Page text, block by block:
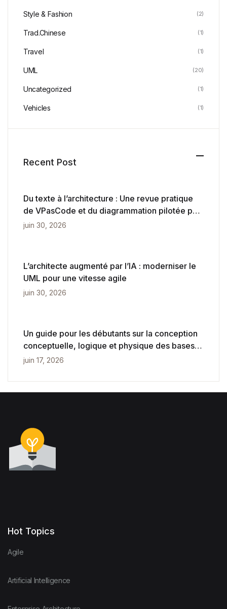
Style & Fashion (2)
Trad.Chinese (1)
Travel (1)
UML (20)
Uncategorized (1)
Vehicles (1)
Recent Post
Du texte à l’architecture : Une revue pratique
de VPasCode et du diagrammation pilotée par
l’IA
juin 30, 2026
L’architecte augmenté par l’IA : moderniser le
UML pour une vitesse agile
juin 30, 2026
Un guide pour les débutants sur la conception
conceptuelle, logique et physique des bases
de données
juin 17, 2026
Hot Topics
Agile
Artificial Intelligence